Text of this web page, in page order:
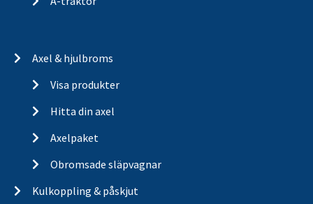
Axel & hjulbroms
Visa produkter
Hitta din axel
Axelpaket
Obromsade släpvagnar
Kulkoppling & påskjut